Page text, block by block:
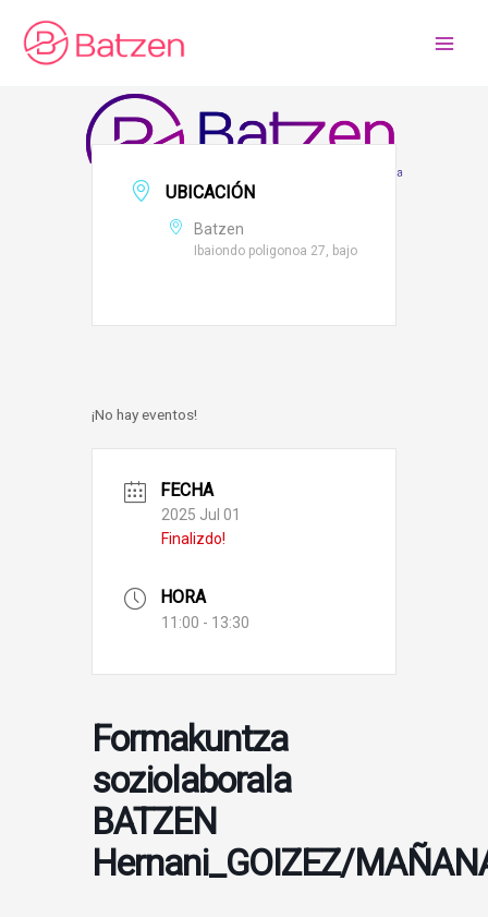
contenido
UBICACIÓN
Batzen
Ibaiondo poligonoa 27, bajo
¡No hay eventos!
FECHA
2025 Jul 01
Finalizdo!
HORA
11:00 - 13:30
Formakuntza
soziolaborala
BATZEN
Hernani_GOIZEZ/